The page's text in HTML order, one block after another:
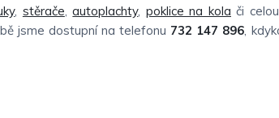
, stěrače,autoplachty, poklice na kola či
jsme dostupní na telefonu 732 147 896,